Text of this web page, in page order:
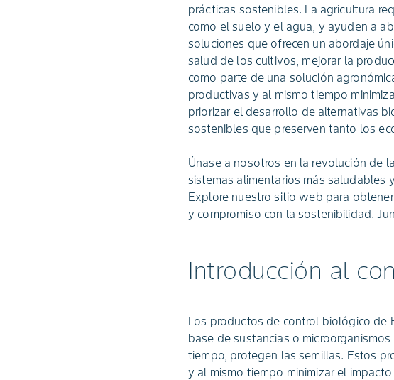
prácticas sostenibles. La agricultura
como el suelo y el agua, y ayuden a
soluciones que ofrecen un abordaje
salud de los cultivos, mejorar la
como parte de una solución
productivas y al mismo tiempo
priorizar el desarrollo de alternativas
sostenibles que preserven tanto los
Únase a nosotros en la revolución de
sistemas alimentarios más saludables
Explore nuestro sitio web para
y compromiso con la sostenibilidad.
Introducción al
Los productos de control biológico de
base de sustancias o
tiempo, protegen las semillas. Estos
y al mismo tiempo minimizar el